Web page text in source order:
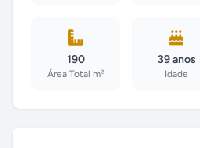
190
Área Total m²
39 anos
Idade